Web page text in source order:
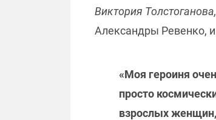
Виктория
Александры Ревенко,
«Моя героиня
просто
взрослых женщин,